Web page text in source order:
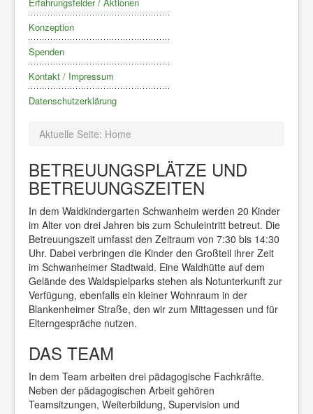
Konzeption
Spenden
Kontakt / Impressum
Datenschutzerklärung
Aktuelle Seite: Home
BETREUUNGSPLÄTZE UND
BETREUUNGSZEITEN
In dem Waldkindergarten Schwanheim werden 20 Kinder
im Alter von drei Jahren bis zum Schuleintritt betreut. Die
Betreuungszeit umfasst den Zeitraum von 7:30 bis 14:30
Uhr. Dabei verbringen die Kinder den Großteil ihrer Zeit
im Schwanheimer Stadtwald. Eine Waldhütte auf dem
Gelände des Waldspielparks stehen als Notunterkunft zur
Verfügung, ebenfalls ein kleiner Wohnraum in der
Blankenheimer Straße, den wir zum Mittagessen und für
Elterngespräche nutzen.
DAS TEAM
In dem Team arbeiten drei pädagogische Fachkräfte.
Neben der pädagogischen Arbeit gehören
Teamsitzungen, Weiterbildung, Supervision und